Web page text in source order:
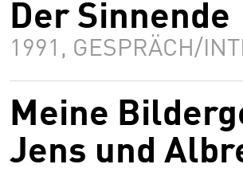
Der Sinnende
1991, GESPRÄCH/
Meine
Jens und